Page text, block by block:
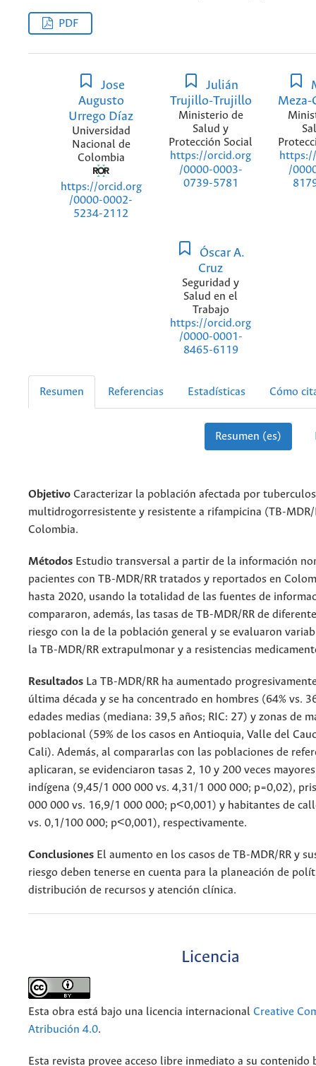
PDF
Jose
Augusto
Urrego Díaz
Universidad
Nacional de
Colombia
https://orcid.org
/0000-0002-
5234-2112
Julián
Trujillo-Trujillo
Ministerio de
Salud y
Protección Social
https://orcid.org
/0000-0003-
0739-5781
Meza-
/
Óscar A.
Cruz
Seguridad y
Salud en el
Trabajo
https://orcid.org
/0000-0001-
8465-6119
Resumen Referencias Estadísticas Cómo
Resumen (es)
Objetivo Caracterizar la población afectada por
multidrogorresistente y resistente a rifampicina (TB-MDR/
Colombia.
Métodos Estudio transversal a partir de la información
pacientes con TB-MDR/RR tratados y reportados en
hasta 2020, usando la totalidad de las fuentes de
compararon, además, las tasas de TB-MDR/RR de
riesgo con la de la población general y se evaluaron
la TB-MDR/RR extrapulmonar y a resistencias
Resultados La TB-MDR/RR ha aumentado
última década y se ha concentrado en hombres (64% vs.
edades medias (mediana: 39,5 años; RIC: 27) y zonas de
poblacional (59% de los casos en Antioquia, Valle del
Cali). Además, al compararlas con las poblaciones de
aplicaran, se evidenciaron tasas 2, 10 y 200 veces
indígena (9,45/1 000 000 vs. 4,31/1 000 000; p=0,02),
000 000 vs. 16,9/1 000 000; p<0,001) y habitantes de
vs. 0,1/100 000; p<0,001), respectivamente.
Conclusiones El aumento en los casos de TB-MDR/RR y
riesgo deben tenerse en cuenta para la planeación de
distribución de recursos y atención clínica.
Licencia
Esta obra está bajo una licencia internacional Creative
Atribución 4.0.
Esta revista provee acceso libre inmediato a su contenido